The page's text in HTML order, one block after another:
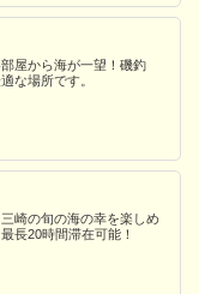
屋から海が一望！磯釣
な場所です。
崎の旬の海の幸を楽しめ
長20時間滞在可能！